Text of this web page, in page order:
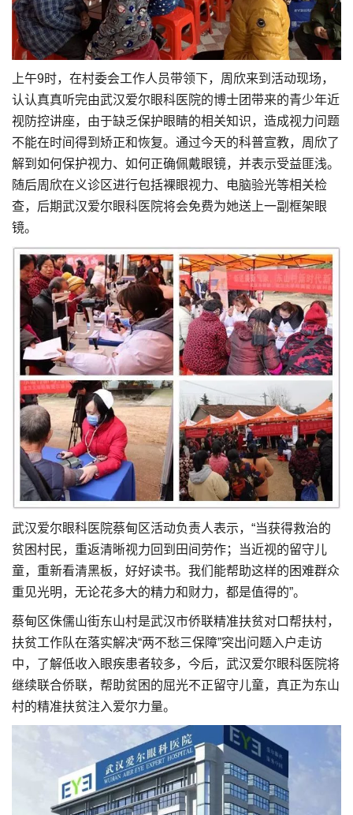
上午9时，在村委会工作人员带领下，周欣来到活动现场，
认认真真听完由武汉爱尔眼科医院的博士团带来的青少年近
视防控讲座，由于缺乏保护眼睛的相关知识，造成视力问题
不能在时间得到矫正和恢复。通过今天的科普宣教，周欣了
解到如何保护视力、如何正确佩戴眼镜，并表示受益匪浅。
随后周欣在义诊区进行包括裸眼视力、电脑验光等相关检
查，后期武汉爱尔眼科医院将会免费为她送上一副框架眼
镜。
武汉爱尔眼科医院蔡甸区活动负责人表示，“当获得救治的
贫困村民，重返清晰视力回到田间劳作；当近视的留守儿
童，重新看清黑板，好好读书。我们能帮助这样的困难群众
重见光明，无论花多大的精力和财力，都是值得的”。
蔡甸区侏儒山街东山村是武汉市侨联精准扶贫对口帮扶村，
扶贫工作队在落实解决“两不愁三保障”突出问题入户走访
中，了解低收入眼疾患者较多，今后，武汉爱尔眼科医院将
继续联合侨联，帮助贫困的屈光不正留守儿童，真正为东山
村的精准扶贫注入爱尔力量。